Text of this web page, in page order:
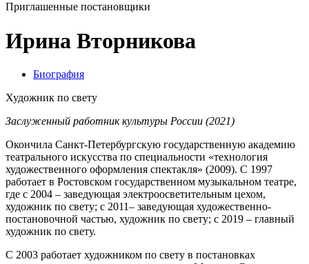
Приглашенные постановщики
Ирина Вторникова
Биография
Художник по свету
Заслуженный работник культуры России (2021)
Окончила Санкт-Петербургскую государственную академию
театрального искусства по специальности «технология
художественного оформления спектакля» (2009). С 1997
работает в Ростовском государственном музыкальном театре,
где с 2004 – заведующая электроосветительным цехом,
художник по свету; с 2011– заведующая художественно-
постановочной частью, художник по свету; с 2019 – главный
художник по свету.
С 2003 работает художником по свету в постановках